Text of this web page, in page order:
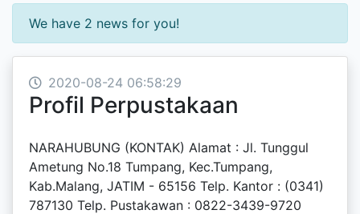
We have 2 news for you!
2020-08-24 06:58:29
Profil Perpustakaan
NARAHUBUNG (KONTAK) Alamat : Jl. Tunggul
Ametung No.18 Tumpang, Kec.Tumpang,
Kab.Malang, JATIM - 65156 Telp. Kantor : (0341)
787130 Telp. Pustakawan : 0822-3439-9720